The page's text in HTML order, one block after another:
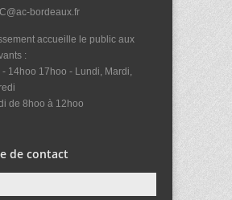
bordeaux.fr
accueille le public aux
:
14hoo 17hoo - Lundi, Mardi,
de 8hoo à 12hoo
de contact